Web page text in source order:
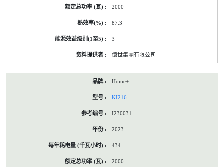
2000
87.3
3
億世集團有限公司
Home+
KI216
I230031
2023
434
2000